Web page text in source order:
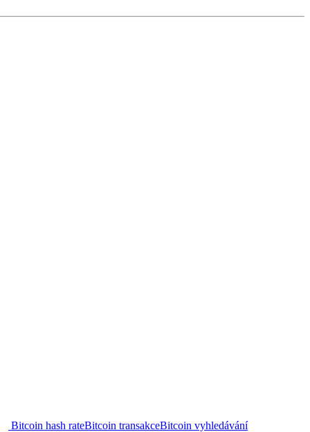
Bitcoin hash rateBitcoin transakceBitcoin vyhledávání